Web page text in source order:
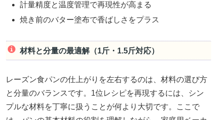
計量精度と温度管理で再現性が高まる
焼き前のバター塗布で香ばしさをプラス
材料と分量の最適解（1斤・1.5斤対応）
レーズン食パンの仕上がりを左右するのは、材料の選び方
と分量のバランスです。1位レシピを再現するには、シン
プルな材料を丁寧に扱うことが何より大切です。ここで